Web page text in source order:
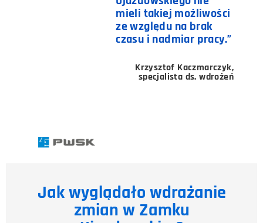
mieli takiej możliwości
ze względu na brak
czasu i nadmiar pracy.”
Krzysztof Kaczmarczyk,
specjalista ds. wdrożeń
Jak wyglądało wdrażanie
zmian w Zamku